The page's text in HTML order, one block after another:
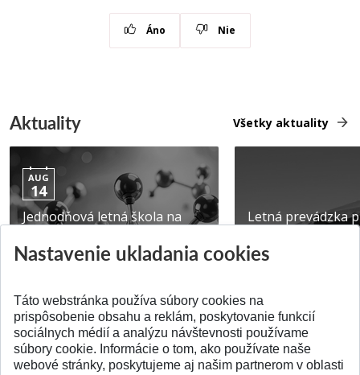
Áno Nie
Aktuality Všetky aktuality
AUG
14
Jednodňová letná škola na
Pridané 28.07.2026
Letná prevádzka
Pridané 23.06.2026
Nastavenie ukladania cookies
Táto webstránka používa súbory cookies na
prispôsobenie obsahu a reklám, poskytovanie funkcií
sociálnych médií a analýzu návštevnosti používame
súbory cookie. Informácie o tom, ako používate naše
webové stránky, poskytujeme aj našim partnerom v oblasti